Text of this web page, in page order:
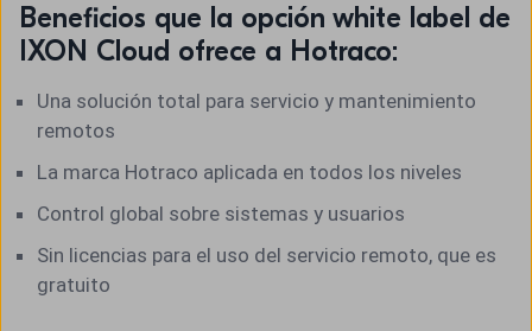
Beneficios que la opción white label de
IXON Cloud ofrece a Hotraco:
Una solución total para servicio y mantenimiento
remotos
La marca Hotraco aplicada en todos los niveles
Control global sobre sistemas y usuarios
Sin licencias para el uso del servicio remoto, que es
gratuito